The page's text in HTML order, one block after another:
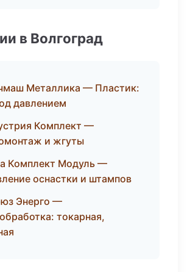
в Волгоград
Металлика — Пластик:
давлением
Комплект —
и жгуты
Комплект Модуль —
оснастки и штампов
Энерго —
токарная,